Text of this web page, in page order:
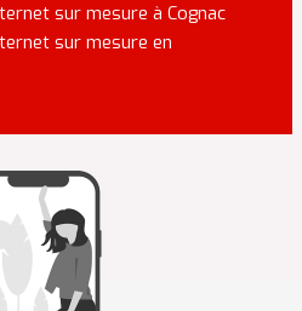
sur mesure à Cognac
sur mesure en